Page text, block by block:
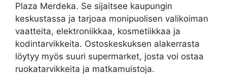
Plaza Merdeka. Se sijaitsee kaupungin
keskustassa ja tarjoaa monipuolisen valikoiman
vaatteita, elektroniikkaa, kosmetiikkaa ja
kodintarvikkeita. Ostoskeskuksen alakerrasta
löytyy myös suuri supermarket, josta voi ostaa
ruokatarvikkeita ja matkamuistoja.